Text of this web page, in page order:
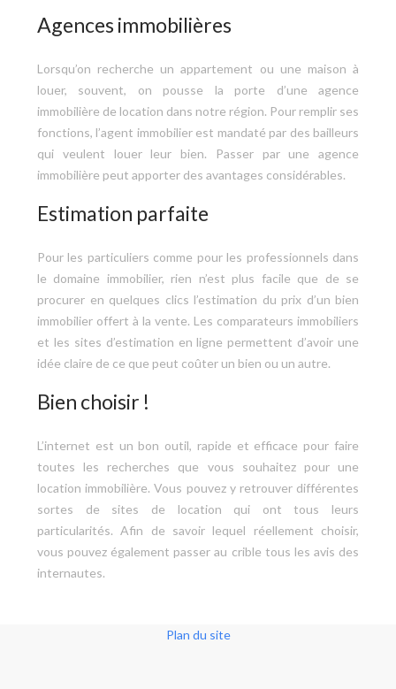
Agences immobilières
Lorsqu’on recherche un appartement ou une maison à
louer, souvent, on pousse la porte d’une agence
immobilière de location dans notre région. Pour remplir ses
fonctions, l’agent immobilier est mandaté par des bailleurs
qui veulent louer leur bien. Passer par une agence
immobilière peut apporter des avantages considérables.
Estimation parfaite
Pour les particuliers comme pour les professionnels dans
le domaine immobilier, rien n’est plus facile que de se
procurer en quelques clics l’estimation du prix d’un bien
immobilier offert à la vente. Les comparateurs immobiliers
et les sites d’estimation en ligne permettent d’avoir une
idée claire de ce que peut coûter un bien ou un autre.
Bien choisir !
L’internet est un bon outil, rapide et efficace pour faire
toutes les recherches que vous souhaitez pour une
location immobilière. Vous pouvez y retrouver différentes
sortes de sites de location qui ont tous leurs
particularités. Afin de savoir lequel réellement choisir,
vous pouvez également passer au crible tous les avis des
internautes.
Plan du site